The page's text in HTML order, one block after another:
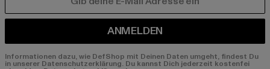
ANMELDEN
Informationen dazu, wie DefShop mit Deinen Daten umgeht, findest Du
in unserer Datenschutzerklärung. Du kannst Dich jederzeit kostenfei